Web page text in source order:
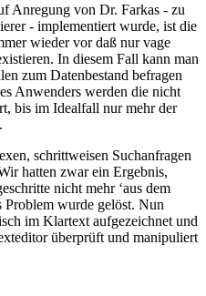
Anregung von Dr. Farkas - zu
- implementiert wurde, ist die
wieder vor daß nur vage
In diesem Fall kann man
zum Datenbestand befragen
Anwenders werden die nicht
bis im Idealfall nur mehr der
schrittweisen Suchanfragen
hatten zwar ein Ergebnis,
nicht mehr ‘aus dem
wurde gelöst. Nun
im Klartext aufgezeichnet und
überprüft und manipuliert